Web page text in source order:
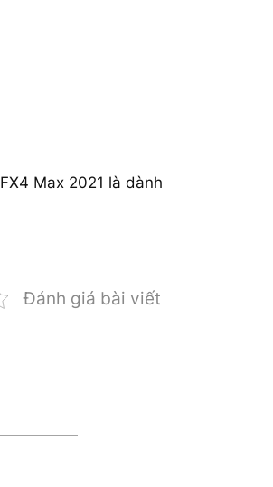
Max 2021 là dành
Đánh giá bài viết